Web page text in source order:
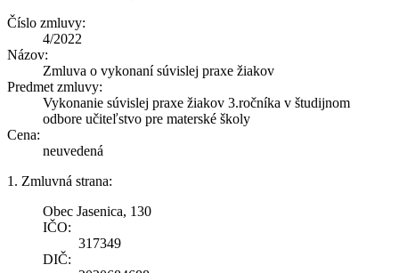
Číslo zmluvy:
4/2022
Názov:
Zmluva o vykonaní súvislej praxe žiakov
Predmet zmluvy:
Vykonanie súvislej praxe žiakov 3.ročníka v študijnom
odbore učiteľstvo pre materské školy
Cena:
neuvedená
1. Zmluvná strana:
Obec Jasenica, 130
IČO:
317349
DIČ: